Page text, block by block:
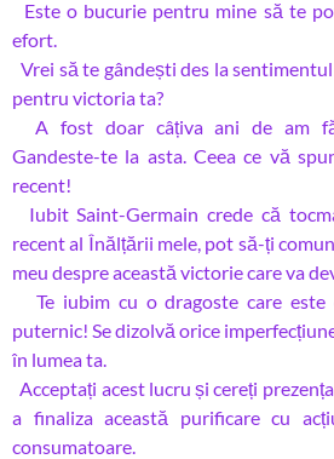
Este o bucurie pentru mine să te
efort.
Vrei să te gândești des la
pentru victoria ta?
A fost doar câțiva ani de am
Gandeste-te la asta. Ceea ce vă
recent!
Iubit Saint-Germain crede că
recent al Înălțării mele, pot să-ți
meu despre această victorie care va
Te iubim cu o dragoste care este
puternic! Se dizolvă orice
în lumea ta.
Acceptați acest lucru și cereți
a finaliza această purificare cu
consumatoare.